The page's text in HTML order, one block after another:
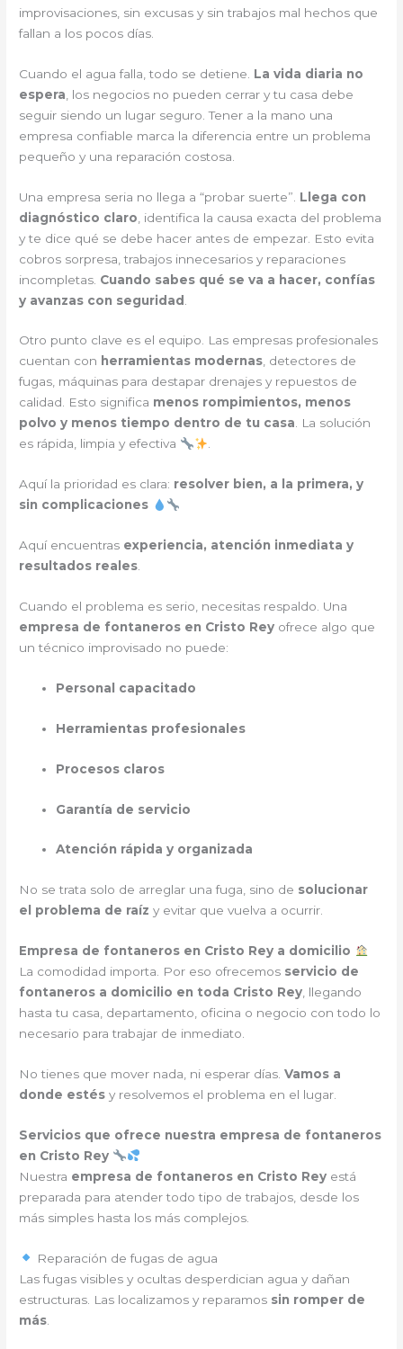
improvisaciones, sin excusas y sin trabajos mal hechos que
fallan a los pocos días.
Cuando el agua falla, todo se detiene. La vida diaria no
espera , los negocios no pueden cerrar y tu casa debe
seguir siendo un lugar seguro. Tener a la mano una
empresa confiable marca la diferencia entre un problema
pequeño y una reparación costosa.
Una empresa seria no llega a “probar suerte”. Llega con
diagnóstico claro , identifica la causa exacta del problema
y te dice qué se debe hacer antes de empezar. Esto evita
cobros sorpresa, trabajos innecesarios y reparaciones
incompletas. Cuando sabes qué se va a hacer, confías
y avanzas con seguridad
Otro punto clave es el equipo. Las empresas profesionales
cuentan con herramientas modernas, detectores de
fugas, máquinas para destapar drenajes y repuestos de
calidad. Esto significa menos rompimientos, menos
polvo y menos tiempo dentro de tu casa. La solución
es rápida, limpia y efectiva
.
Aquí la prioridad es clara: resolver bien, a la primera, y
sin complicaciones
Aquí encuentras experiencia, atención inmediata y
resultados reales
Cuando el problema es serio, necesitas respaldo. Una
empresa de fontaneros en Cristo Rey ofrece algo que
un técnico improvisado no puede:
Personal capacitado
Herramientas profesionales
Procesos claros
Garantía de servicio
Atención rápida y organizada
No se trata solo de arreglar una fuga, sino de solucionar
el problema de raíz y evitar que vuelva a ocurrir.
Empresa de fontaneros en Cristo Rey a domicilio
La comodidad importa. Por eso ofrecemos servicio de
fontaneros a domicilio en toda Cristo Rey , llegando
hasta tu casa, departamento, oficina o negocio con todo lo
necesario para trabajar de inmediato.
No tienes que mover nada, ni esperar días.Vamos a
donde estés y resolvemos el problema en el lugar.
Servicios que ofrece nuestra empresa de fontaneros
en Cristo Rey
Nuestra empresa de fontaneros en Cristo Rey está
preparada para atender todo tipo de trabajos, desde los
más simples hasta los más complejos.
Reparación de fugas de agua
Las fugas visibles y ocultas desperdician agua y dañan
estructuras. Las localizamos y reparamos sin romper de
más